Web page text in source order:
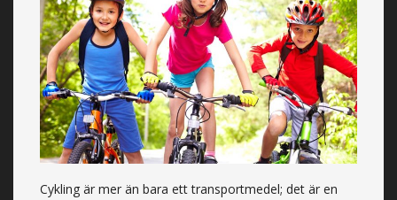
Cykling är mer än bara ett transportmedel; det är en